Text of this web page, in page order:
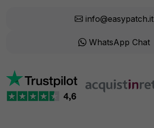
info@easypatch.it
WhatsApp Chat